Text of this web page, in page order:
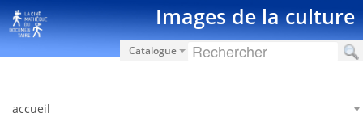
Saut au contenu Images de la culture
Catalogue
accueil